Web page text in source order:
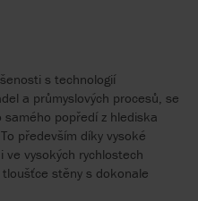
s technologií
a průmyslových procesů, se
samého popředí z hlediska
především díky vysoké
vysokých rychlostech
stěny s dokonale